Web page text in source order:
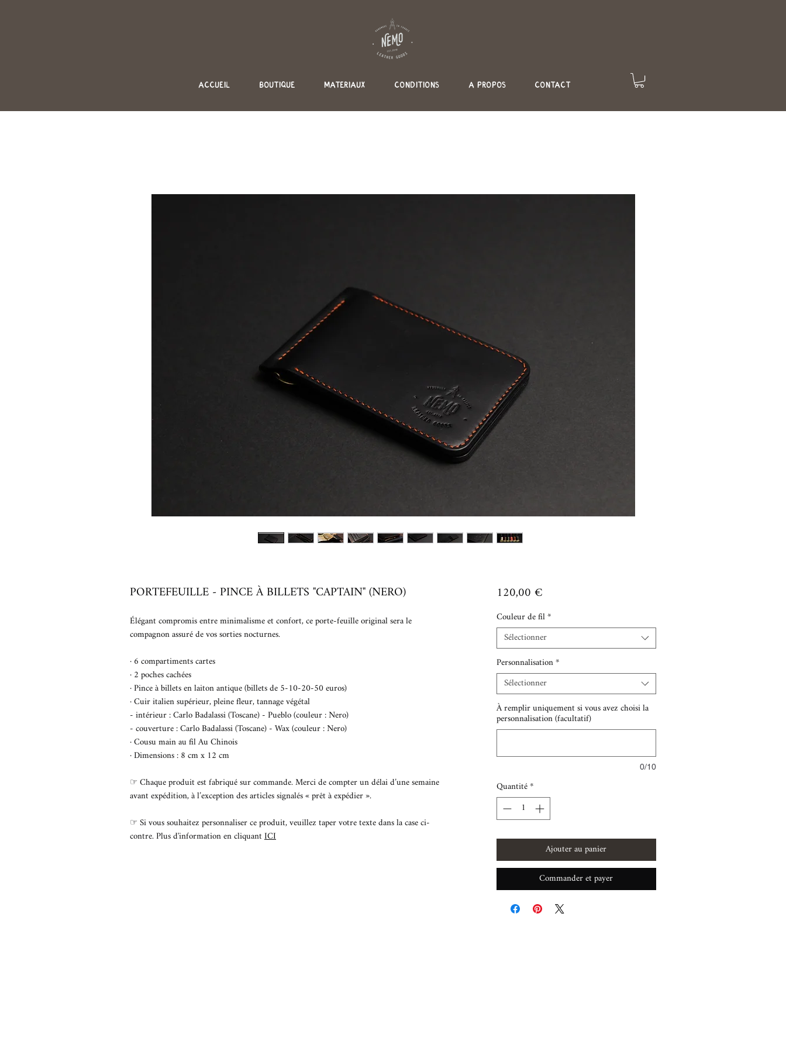
ACCUEIL BOUTIQUE MATERIAUX CONDITIONS A PROPOS CONTACT
PORTEFEUILLE - PINCE À BILLETS "CAPTAIN" (NERO)
Élégant compromis entre minimalisme et confort, ce porte-feuille original sera le
compagnon assuré de vos sorties nocturnes.
· 6 compartiments cartes
· 2 poches cachées
· Pince à billets en laiton antique (billets de 5-10-20-50 euros)
· Cuir italien supérieur, pleine fleur, tannage végétal
- intérieur : Carlo Badalassi (Toscane) - Pueblo (couleur : Nero)
- couverture : Carlo Badalassi (Toscane) - Wax (couleur : Nero)
· Cousu main au fil Au Chinois
· Dimensions : 8 cm x 12 cm
☞ Chaque produit est fabriqué sur commande. Merci de compter un délai d’une semaine
avant expédition, à l’exception des articles signalés « prêt à expédier ».
☞ Si vous souhaitez personnaliser ce produit, veuillez taper votre texte dans la case ci-
contre. Plus d'information en cliquantICI
120,00 €Prix
Couleur de fil*
Sélectionner
Personnalisation*
Sélectionner
À remplir uniquement si vous avez choisi la
personnalisation (facultatif)
0/10
Quantité*
Ajouter au panier
Commander et payer